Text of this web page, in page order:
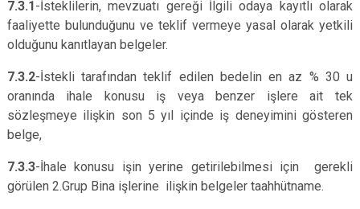
7.3.1-İsteklilerin, mevzuatı gereği İlgili odaya kayıtlı olarak
faaliyette bulunduğunu ve teklif vermeye yasal olarak yetkili
olduğunu kanıtlayan belgeler.
7.3.2-İstekli tarafından teklif edilen bedelin en az % 30 u
oranında ihale konusu iş veya benzer işlere ait tek
sözleşmeye ilişkin son 5 yıl içinde iş deneyimini gösteren
belge,
7.3.3-İhale konusu işin yerine getirilebilmesi için gerekli
görülen 2.Grup Bina işlerine ilişkin belgeler taahhütname.